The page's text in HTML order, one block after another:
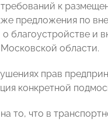
к
предложения по
благоустройстве и
области.
прав
конкретной
то, что в